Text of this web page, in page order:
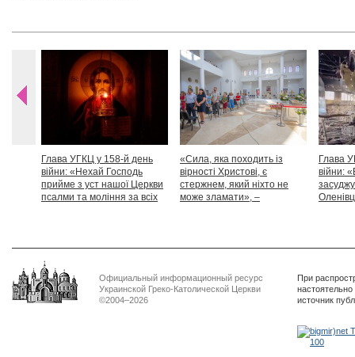
Глава УГКЦ у 158-й день
війни: «Нехай Господь
прийме з уст нашої Церкви
псалми та моління за всіх
«Сила, яка походить із
вірності Христові, є
стержнем, який ніхто не
може зламати», –
Глава
війни:
Официальный информационный ресурс
Украинской Греко-Католической Церкви
©2004–2026
При
источник